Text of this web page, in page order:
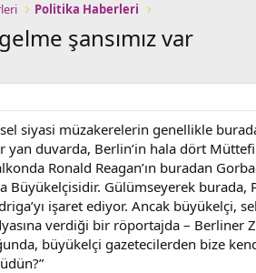
Politika Haberleri
şansımız var
siyasi müzakerelerin genellikle
duvarda, Berlin’in hala dört
Ronald Reagan’ın buradan
Büyükelçisidir. Gülümseyerek burada,
işaret ediyor. Ancak
verdiği bir röportajda – Berliner
büyükelçi gazetecilerden bize